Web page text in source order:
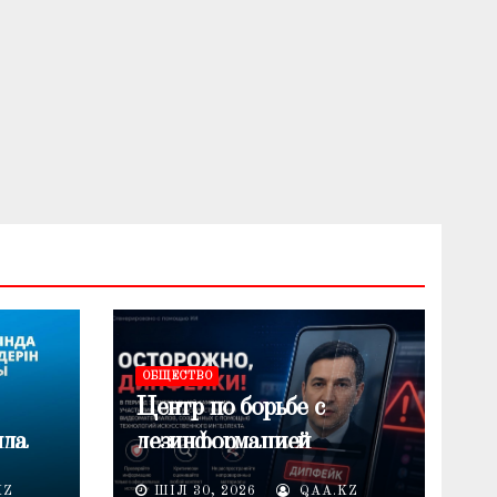
ОБЩЕСТВО
Центр по борьбе с
дезинформацией
предупреждает о
ШІЛ 30, 2026 QAA.KZ